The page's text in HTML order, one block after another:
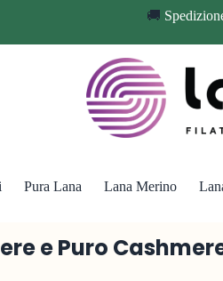
🚚
Pura Lana Lana Merino
e Puro